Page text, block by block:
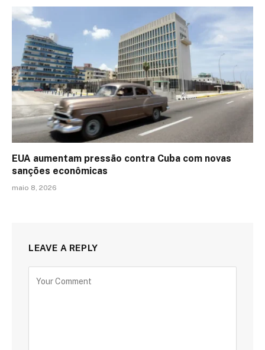
EUA aumentam pressão contra Cuba com novas
sanções econômicas
maio 8, 2026
LEAVE A REPLY